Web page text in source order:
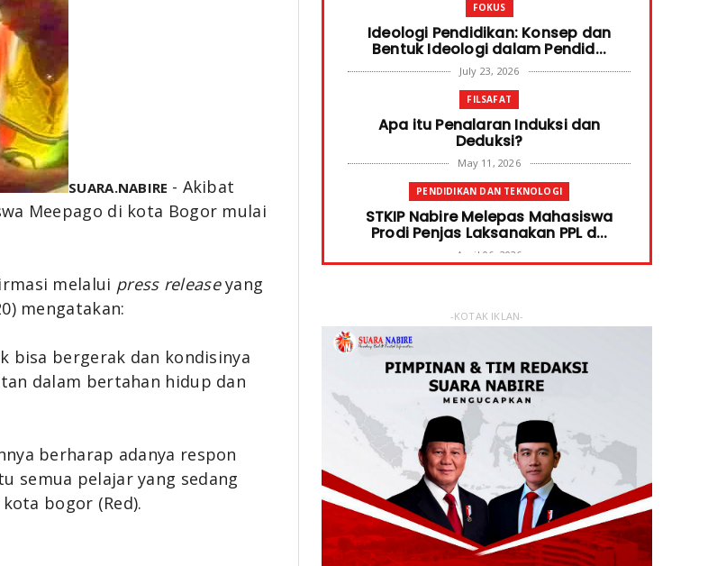
SUARA.NABIRE - Akibat
Meepago di kota Bogor mulai
melalui press releaseyang
mengatakan:
bisa bergerak dan kondisinya
dalam bertahan hidup dan
berharap adanya respon
semua pelajar yang sedang
bogor (Red).
FOKUS
Ideologi Pendidikan: Konsep dan
Bentuk Ideologi dalam Pendid...
July 23, 2026
FILSAFAT
Apa itu Penalaran Induksi dan
Deduksi?
May 11, 2026
PENDIDIKAN DAN TEKNOLOGI
STKIP Nabire Melepas Mahasiswa
Prodi Penjas Laksanakan PPL d...
April 06, 2026
Terima Bantuan SPP Mahasiswa,
Ketua STKIP Nabire Ungkap Gube...
FOKUS
STKIP Nabire Buka Prodi Pendidikan
Bahasa dan Sastra Indones...
January 27, 2026
NABIRE
Data Masuk 44,16 Persen, Paslon
Mesrha Masih Unggul 63,32 Pe...
December 02, 2024
DAERAH
-KOTAK IKLAN-